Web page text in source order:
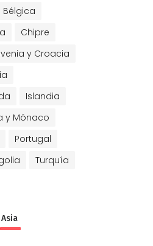
Bélgica
Chipre
y Croacia
Islandia
y Mónaco
Portugal
Turquía